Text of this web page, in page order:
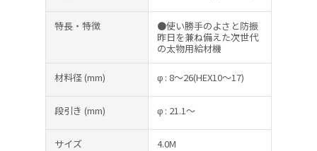
特長・特徴
●使い勝手のよさと防振
昨日を兼ね備えた次世代
の太物用給材機
材料径(mm) φ : 8～26(HEX10～17)
段引き (mm) φ : 21.1～
サイズ 4.0M